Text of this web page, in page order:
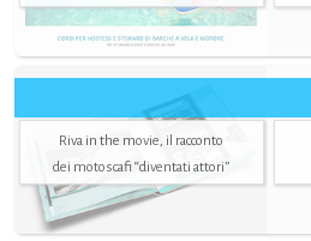
Riva in the movie, il racconto
dei motoscafi “diventati attori”